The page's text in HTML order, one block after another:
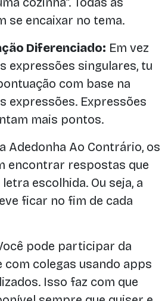
se encaixar no tema.
Diferenciado: Em vez
expressões singulares, tu
com base na
expressões. Expressões
mais pontos.
Adedonha Ao Contrário, os
encontrar respostas que
escolhida. Ou seja, a
ficar no fim de cada
pode participar da
com colegas usando apps
Isso faz com que